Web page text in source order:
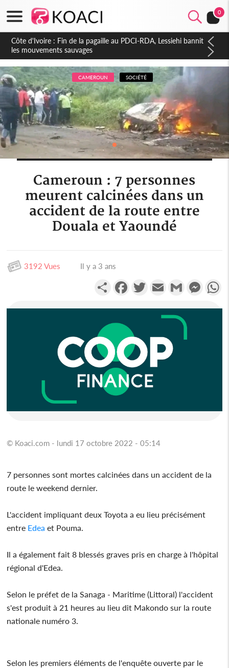
0
Côte d'Ivoire : Ouattara promet des sanctions contre les
déguerpissements illégaux
CAMEROUN SOCIÉTÉ
Cameroun : 7 personnes
meurent calcinées dans un
accident de la route entre
Douala et Yaoundé
3192 Vues Il y a 3 ans
PartagerFacebookTwitterEmail Gmail
© Koaci.com - lundi 17 octobre 2022 - 05:14
7 personnes sont mortes calcinées dans un accident de la
route le weekend dernier.
L'accident impliquant deux Toyota a eu lieu précisément
entre Edea et Pouma.
Il a également fait 8 blessés graves pris en charge à l'hôpital
régional d'Edea.
Selon le préfet de la Sanaga - Maritime (Littoral) l'accident
s'est produit à 21 heures au lieu dit Makondo sur la route
nationale numéro 3.
Selon les premiers éléments de l'enquête ouverte par le